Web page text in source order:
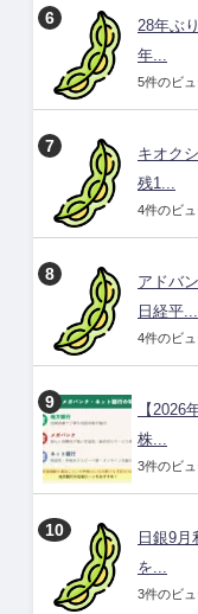
28年ぶ
年...
5件のビュ
キオク
残1...
4件のビュ
アドバ
日経平...
4件のビュ
【2026
株...
3件のビュ
日銀9
を...
3件のビュ